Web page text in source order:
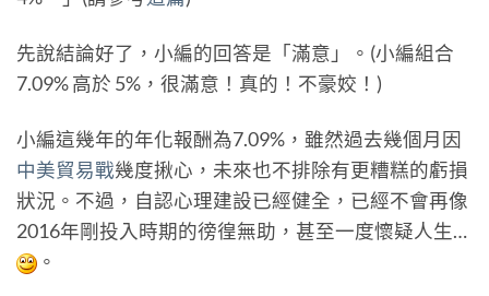
先說結論好了，小編的回答是「滿意」。(小編組合
7.09% 高於 5%，很滿意！真的！不豪姣！)
小編這幾年的年化報酬為7.09%，雖然過去幾個月因
中美貿易戰幾度揪心，未來也不排除有更糟糕的虧損
狀況。不過，自認心理建設已經健全，已經不會再像
2016年剛投入時期的徬徨無助，甚至一度懷疑人生…
。